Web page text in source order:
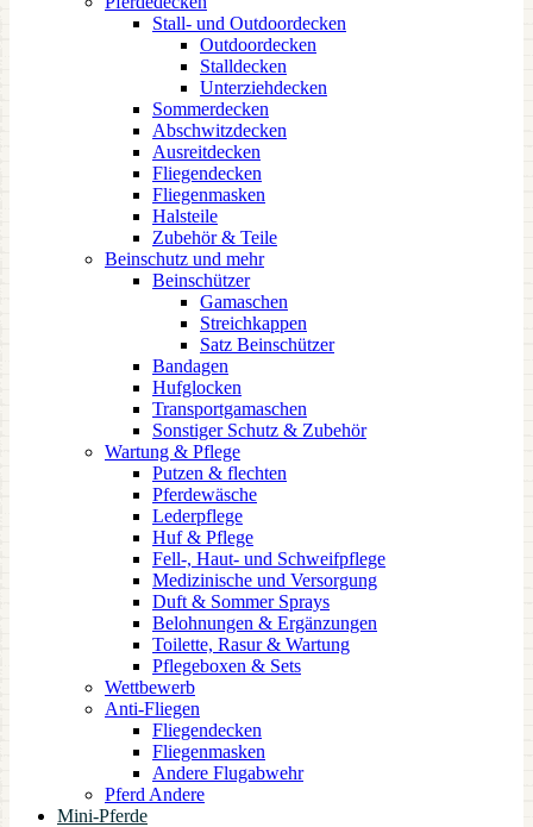
Stall- und Outdoordecken
Outdoordecken
Stalldecken
Unterziehdecken
Sommerdecken
Abschwitzdecken
Ausreitdecken
Fliegendecken
Fliegenmasken
Halsteile
Zubehör & Teile
Beinschutz und mehr
Beinschützer
Gamaschen
Streichkappen
Satz Beinschützer
Bandagen
Hufglocken
Transportgamaschen
Sonstiger Schutz & Zubehör
Wartung & Pflege
Putzen & flechten
Pferdewäsche
Lederpflege
Huf & Pflege
Fell-, Haut- und Schweifpflege
Medizinische und Versorgung
Duft & Sommer Sprays
Belohnungen & Ergänzungen
Toilette, Rasur & Wartung
Pflegeboxen & Sets
Wettbewerb
Anti-Fliegen
Fliegendecken
Fliegenmasken
Andere Flugabwehr
Pferd Andere
Mini-Pferde